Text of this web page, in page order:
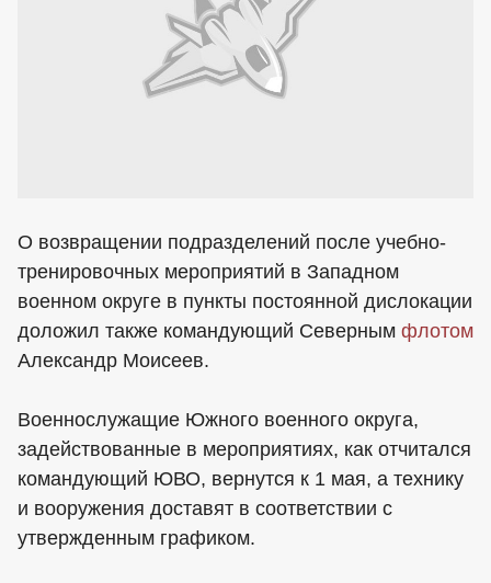
О возвращении подразделений после учебно-
тренировочных мероприятий в Западном
военном округе в пункты постоянной дислокации
доложил также командующий Северным флотом
Александр Моисеев.
Военнослужащие Южного военного округа,
задействованные в мероприятиях, как отчитался
командующий ЮВО, вернутся к 1 мая, а технику
и вооружения доставят в соответствии с
утвержденным графиком.